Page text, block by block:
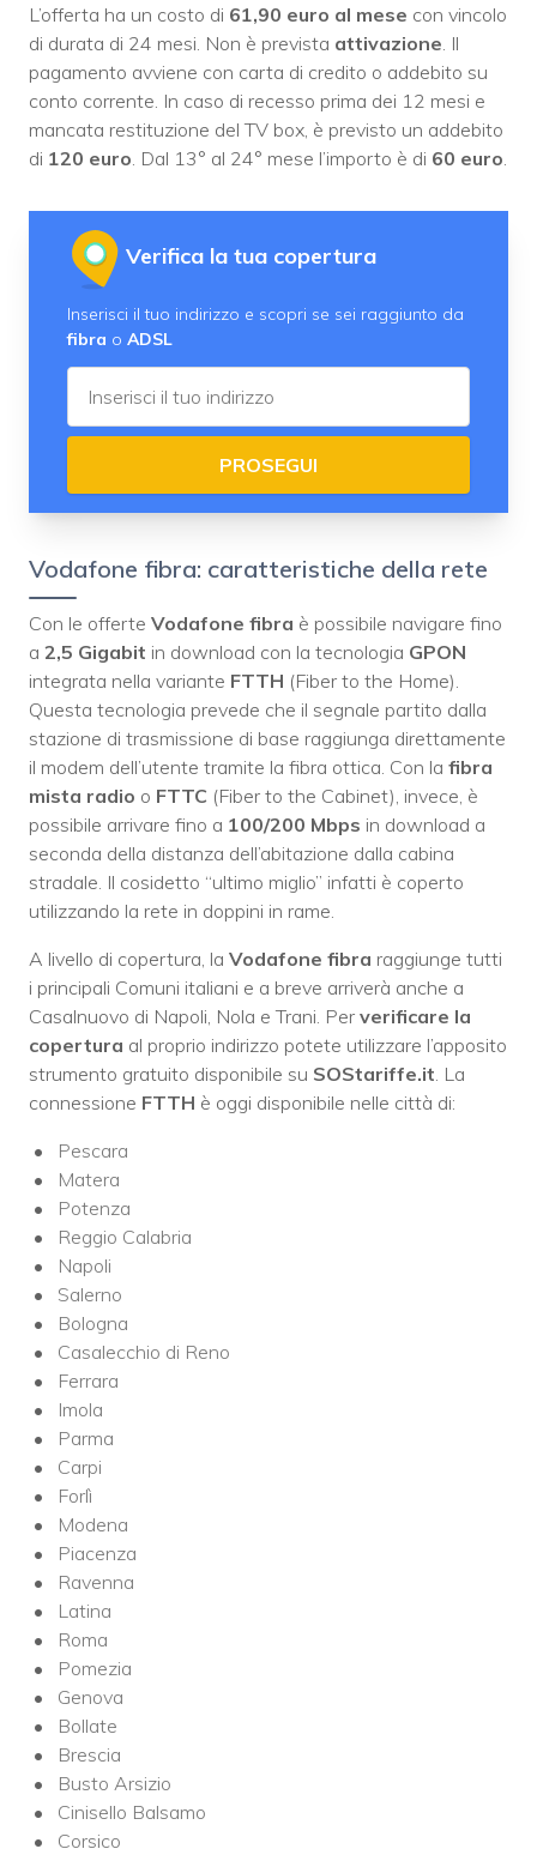
L’offerta ha un costo di 61,90 euro al mese con vincolo
di durata di 24 mesi. Non è prevista attivazione . Il
pagamento avviene con carta di credito o addebito su
conto corrente. In caso di recesso prima dei 12 mesi e
mancata restituzione del TV box, è previsto un addebito
di 120 euro . Dal 13° al 24° mese l’importo è di 60 euro
Verifica la tua copertura
Inserisci il tuo indirizzo e scopri se sei raggiunto da
fibra o ADSL
PROSEGUI
Vodafone fibra: caratteristiche della rete
Con le offerte Vodafone fibra è possibile navigare fino
a 2,5 Gigabit in download con la tecnologia GPON
integrata nella variante FTTH (Fiber to the Home).
Questa tecnologia prevede che il segnale partito dalla
stazione di trasmissione di base raggiunga direttamente
il modem dell’utente tramite la fibra ottica. Con la fibra
mista radio o FTTC (Fiber to the Cabinet), invece, è
possibile arrivare fino a 100/200 Mbps in download a
seconda della distanza dell’abitazione dalla cabina
stradale. Il cosidetto “ultimo miglio” infatti è coperto
utilizzando la rete in doppini in rame.
A livello di copertura, la Vodafone fibra raggiunge tutti
i principali Comuni italiani e a breve arriverà anche a
Casalnuovo di Napoli, Nola e Trani. Per verificare la
copertura al proprio indirizzo potete utilizzare l’apposito
strumento gratuito disponibile su SOStariffe.it . La
connessione FTTH è oggi disponibile nelle città di:
Pescara
Matera
Potenza
Reggio Calabria
Napoli
Salerno
Bologna
Casalecchio di Reno
Ferrara
Imola
Parma
Carpi
Forlì
Modena
Piacenza
Ravenna
Latina
Roma
Pomezia
Genova
Bollate
Brescia
Busto Arsizio
Cinisello Balsamo
Corsico